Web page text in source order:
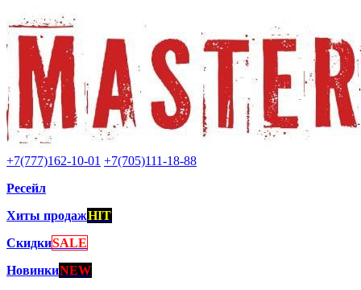
+7(777)162-10-01 +7(705)111-18-88
Ресейл
Хиты продажHIT
СкидкиSALE
НовинкиNEW